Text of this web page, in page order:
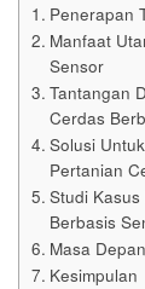
Penerapan
Manfaat
Sensor
Tantangan
Cerdas
Solusi
Pertanian
Studi
Berbasis
Masa
Kesimpulan